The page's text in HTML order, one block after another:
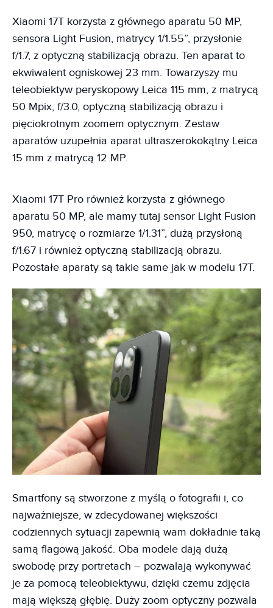
Xiaomi 17T korzysta z głównego aparatu 50 MP,
sensora Light Fusion, matrycy 1/1.55”, przysłonie
f/1.7, z optyczną stabilizacją obrazu. Ten aparat to
ekwiwalent ogniskowej 23 mm. Towarzyszy mu
teleobiektyw peryskopowy Leica 115 mm, z matrycą
50 Mpix, f/3.0, optyczną stabilizacją obrazu i
pięciokrotnym zoomem optycznym. Zestaw
aparatów uzupełnia aparat ultraszerokokątny Leica
15 mm z matrycą 12 MP.
Xiaomi 17T Pro również korzysta z głównego
aparatu 50 MP, ale mamy tutaj sensor Light Fusion
950, matrycę o rozmiarze 1/1.31”, dużą przysłoną
f/1.67 i również optyczną stabilizacją obrazu.
Pozostałe aparaty są takie same jak w modelu 17T.
Smartfony są stworzone z myślą o fotografii i, co
najważniejsze, w zdecydowanej większości
codziennych sytuacji zapewnią wam dokładnie taką
samą flagową jakość. Oba modele dają dużą
swobodę przy portretach – pozwalają wykonywać
je za pomocą teleobiektywu, dzięki czemu zdjęcia
mają większą głębię. Duży zoom optyczny pozwala